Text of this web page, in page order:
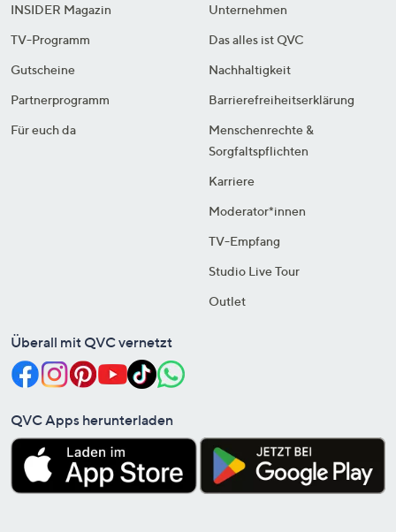
INSIDER Magazin
TV-Programm
Gutscheine
Partnerprogramm
Für euch da
Unternehmen
Das alles ist QVC
Nachhaltigkeit
Barrierefreiheitserklärung
Menschenrechte &
Sorgfaltspflichten
Karriere
Moderator*innen
TV-Empfang
Studio Live Tour
Outlet
Überall mit QVC vernetzt
QVC Apps herunterladen